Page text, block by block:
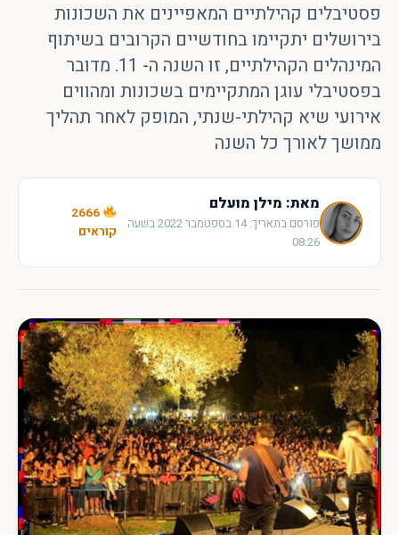
חיפוש מהיר באתר ×
חפש
פסטיבלים קהילתיים המאפיינים את השכונות
בירושלים יתקיימו בחודשיים הקרובים בשיתוף
המינהלים הקהילתיים, זו השנה ה- 11. מדובר
בפסטיבלי עוגן המתקיימים בשכונות ומהווים
אירועי שיא קהילתי-שנתי, המופק לאחר תהליך
ממושך לאורך כל השנה
מאת: מילן מועלם
פורסם בתאריך: 14 בספטמבר 2022 בשעה
08:26
2666
קוראים